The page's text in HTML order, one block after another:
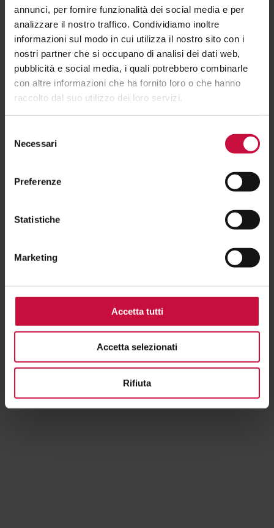
annunci, per fornire funzionalità dei social media e per
analizzare il nostro traffico. Condividiamo inoltre
informazioni sul modo in cui utilizza il nostro sito con i
nostri partner che si occupano di analisi dei dati web,
pubblicità e social media, i quali potrebbero combinarle
con altre informazioni che ha fornito loro o che hanno
raccolto dal suo utilizzo dei loro servizi.
delNecessari
Preferenze
Statistiche
Marketing
Accetta tutti
Accetta selezionati
Rifiuta